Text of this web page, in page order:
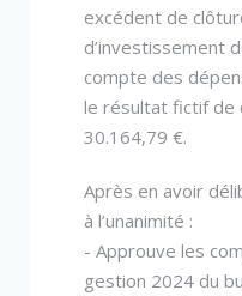
excédent de
d’investissement
compte des
le résultat fictif de
30.164,79 €.
Après en avoir
à l’unanimité :
- Approuve les
gestion 2024 du